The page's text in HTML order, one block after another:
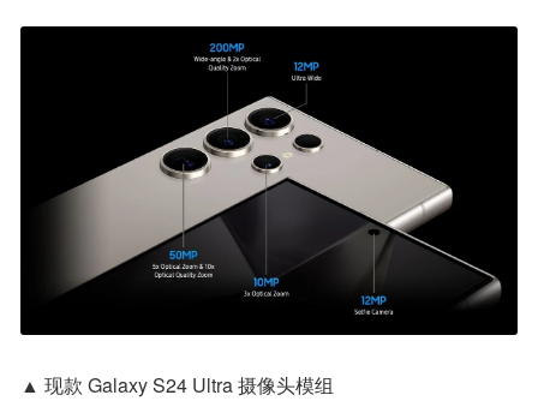
▲ 现款 Galaxy S24 Ultra 摄像头模组